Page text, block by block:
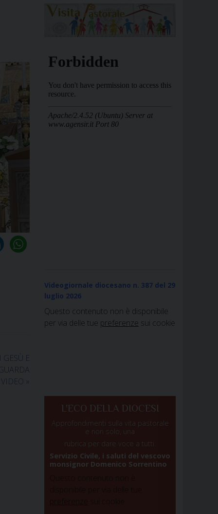
GESÙ E
»
Videogiornale diocesano n. 387 del 29
luglio 2026
Questo contenuto non è disponibile
per via delle tue preferenze sui cookie
L'ECO DELLA DIOCESI
Approfondimenti sulla vita pastorale
e non solo, una
rubrica per dare voce a tutti.
Servizio Civile, i saluti del vescovo
monsignor Domenico Sorrentino